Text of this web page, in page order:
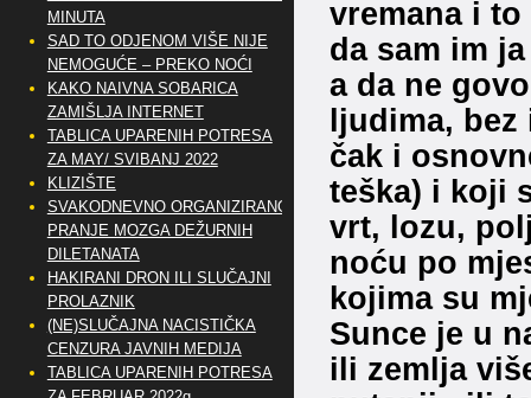
vremana i
da sam im
a da ne
ljudima, bez
čak i
teška) i koji
vrt, lozu,
noću po
kojima su
Sunce je u
ili zemlja
MINUTA
SAD TO ODJENOM VIŠE NIJE
NEMOGUĆE – PREKO NOĆI
KAKO NAIVNA SOBARICA
ZAMIŠLJA INTERNET
TABLICA UPARENIH POTRESA
ZA MAY/ SVIBANJ 2022
KLIZIŠTE
SVAKODNEVNO ORGANIZIRANO
PRANJE MOZGA DEŽURNIH
DILETANATA
HAKIRANI DRON ILI SLUČAJNI
PROLAZNIK
(NE)SLUČAJNA NACISTIČKA
CENZURA JAVNIH MEDIJA
TABLICA UPARENIH POTRESA